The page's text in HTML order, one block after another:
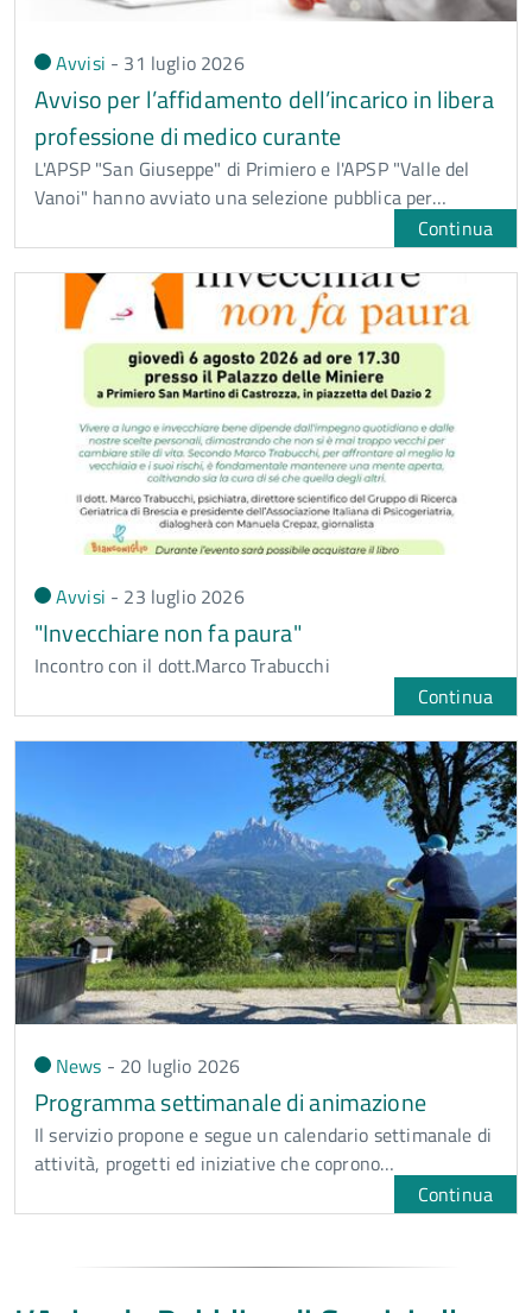
Avvisi - 31 luglio 2026
Avviso per l’affidamento dell’incarico in libera
professione di medico curante
L'APSP "San Giuseppe" di Primiero e l'APSP "Valle del
Vanoi" hanno avviato una selezione pubblica per…
Continua
Avvisi - 23 luglio 2026
"Invecchiare non fa paura"
Incontro con il dott.Marco Trabucchi
Continua
News - 20 luglio 2026
Programma settimanale di animazione
Il servizio propone e segue un calendario settimanale di
attività, progetti ed iniziative che coprono…
Continua